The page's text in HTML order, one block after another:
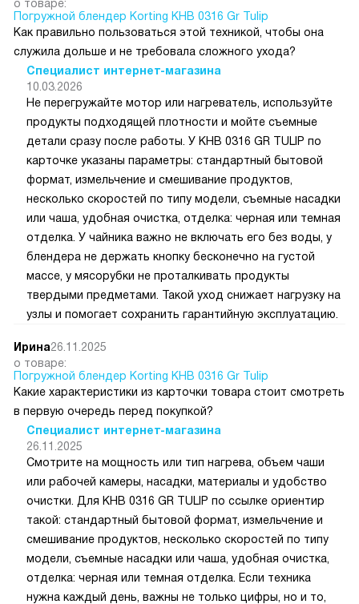
о товаре:
Погружной блендер Korting KHB 0316 Gr Tulip
Как правильно пользоваться этой техникой, чтобы она
служила дольше и не требовала сложного ухода?
Специалист интернет-магазина
10.03.2026
Не перегружайте мотор или нагреватель, используйте
продукты подходящей плотности и мойте съемные
детали сразу после работы. У KHB 0316 GR TULIP по
карточке указаны параметры: стандартный бытовой
формат, измельчение и смешивание продуктов,
несколько скоростей по типу модели, съемные насадки
или чаша, удобная очистка, отделка: черная или темная
отделка. У чайника важно не включать его без воды, у
блендера не держать кнопку бесконечно на густой
массе, у мясорубки не проталкивать продукты
твердыми предметами. Такой уход снижает нагрузку на
узлы и помогает сохранить гарантийную эксплуатацию.
Ирина26.11.2025
о товаре:
Погружной блендер Korting KHB 0316 Gr Tulip
Какие характеристики из карточки товара стоит смотреть
в первую очередь перед покупкой?
Специалист интернет-магазина
26.11.2025
Смотрите на мощность или тип нагрева, объем чаши
или рабочей камеры, насадки, материалы и удобство
очистки. Для KHB 0316 GR TULIP по ссылке ориентир
такой: стандартный бытовой формат, измельчение и
смешивание продуктов, несколько скоростей по типу
модели, съемные насадки или чаша, удобная очистка,
отделка: черная или темная отделка. Если техника
нужна каждый день, важны не только цифры, но и то,